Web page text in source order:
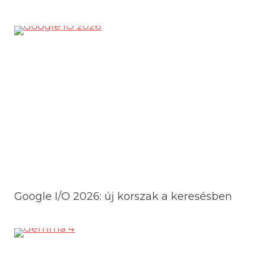
Google I/O 2026: új korszak a keresésben